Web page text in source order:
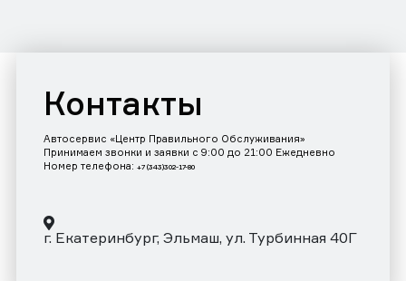
Контакты
Автосервис «Центр Правильного Обслуживания»
Принимаем звонки и заявки с 9:00 до 21:00 Ежедневно
Номер телефона: +7 (343)302-17-80
г. Екатеринбург, Эльмаш, ул. Турбинная 40Г